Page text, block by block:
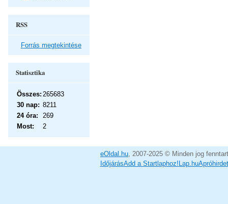
RSS
Forrás megtekintése
Statisztika
Most: 2
Összes: 265683
30 nap: 8211
24 óra:
269
eOldal.hu, 2007-2025 © Minden jog
IdőjárásAdd a Startlaphoz! Lap.hu